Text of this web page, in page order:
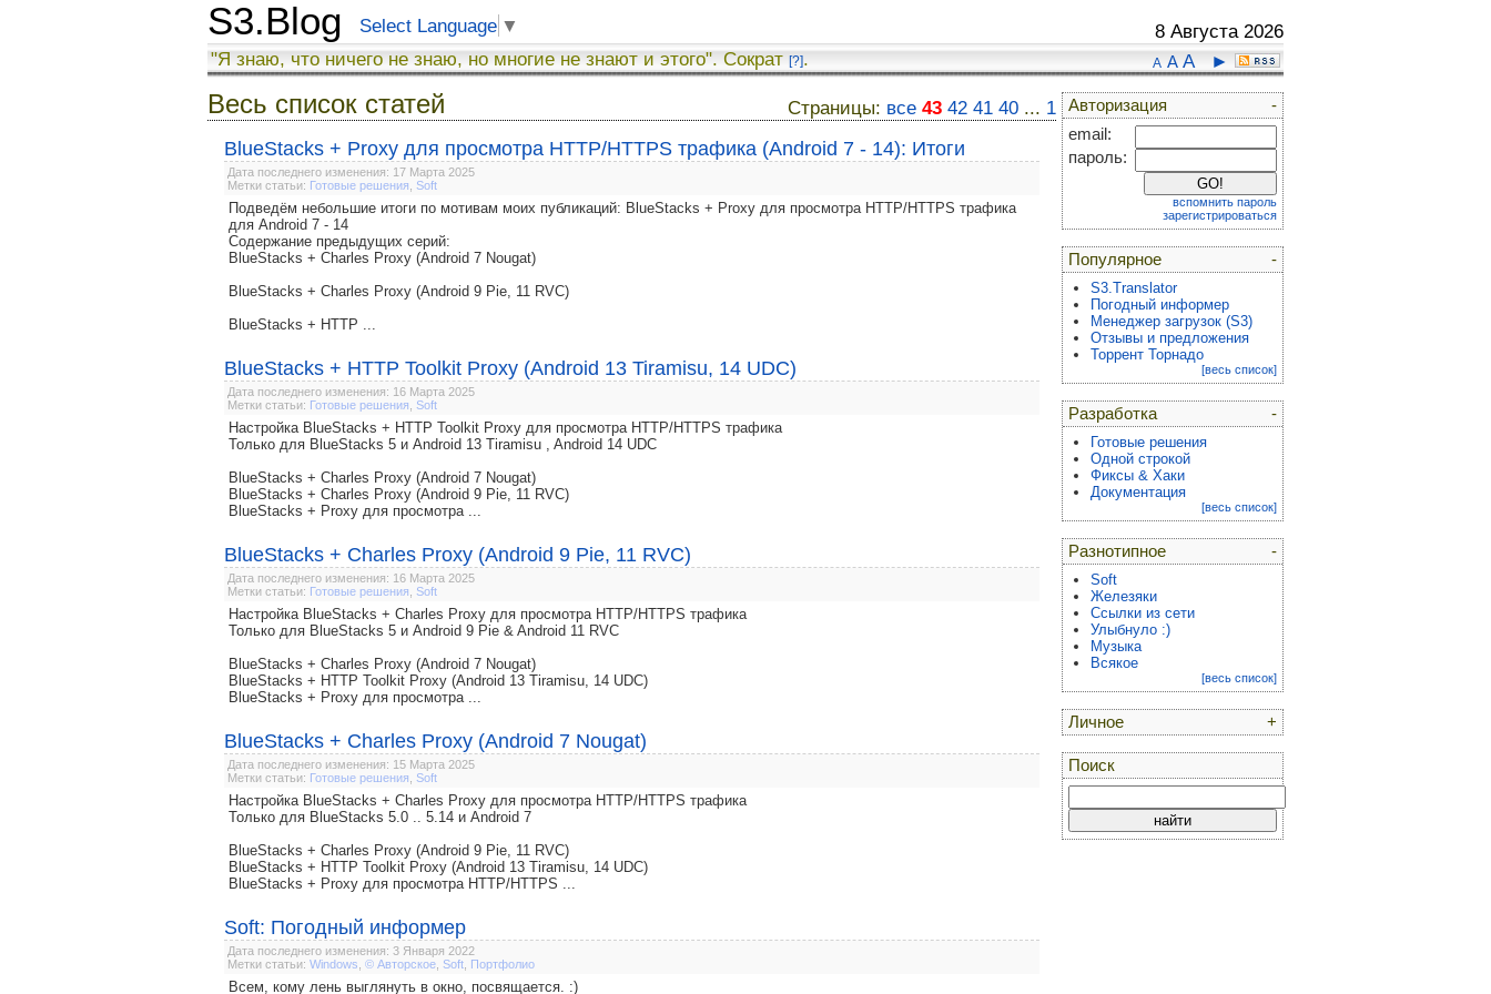
S3.Blog Select Language ▼ 8 Августа 2026
A A A ►
"Я знаю, что ничего не знаю, но многие не знают и этого". Сократ [?].
Страницы: все 43 42 41 40 ... 1
Весь список статей
BlueStacks + Proxy для просмотра HTTP/HTTPS трафика (Android 7 - 14): Итоги
Дата последнего изменения: 17 Марта 2025
Метки статьи: Готовые решения Soft
Подведём небольшие итоги по мотивам моих публикаций: BlueStacks + Proxy для просмотра HTTP/HTTPS трафика
для Android 7 - 14
Содержание предыдущих серий:
BlueStacks + Charles Proxy (Android 7 Nougat)
BlueStacks + Charles Proxy (Android 9 Pie, 11 RVC)
BlueStacks + HTTP ...
BlueStacks + HTTP Toolkit Proxy (Android 13 Tiramisu, 14 UDC)
Дата последнего изменения: 16 Марта 2025
Метки статьи: Готовые решения Soft
Настройка BlueStacks + HTTP Toolkit Proxy для просмотра HTTP/HTTPS трафика
Только для BlueStacks 5 и Android 13 Tiramisu , Android 14 UDC
BlueStacks + Charles Proxy (Android 7 Nougat)
BlueStacks + Charles Proxy (Android 9 Pie, 11 RVC)
BlueStacks + Proxy для просмотра ...
BlueStacks + Charles Proxy (Android 9 Pie, 11 RVC)
Дата последнего изменения: 16 Марта 2025
Метки статьи: Готовые решения Soft
Настройка BlueStacks + Charles Proxy для просмотра HTTP/HTTPS трафика
Только для BlueStacks 5 и Android 9 Pie & Android 11 RVC
BlueStacks + Charles Proxy (Android 7 Nougat)
BlueStacks + HTTP Toolkit Proxy (Android 13 Tiramisu, 14 UDC)
BlueStacks + Proxy для просмотра ...
BlueStacks + Charles Proxy (Android 7 Nougat)
Дата последнего изменения: 15 Марта 2025
Метки статьи: Готовые решения Soft
Настройка BlueStacks + Charles Proxy для просмотра HTTP/HTTPS трафика
Только для BlueStacks 5.0 .. 5.14 и Android 7
BlueStacks + Charles Proxy (Android 9 Pie, 11 RVC)
BlueStacks + HTTP Toolkit Proxy (Android 13 Tiramisu, 14 UDC)
BlueStacks + Proxy для просмотра HTTP/HTTPS ...
Soft: Погодный информер
Дата последнего изменения: 3 Января 2022
Метки статьи: Windows © Авторское Soft Портфолио
Всем, кому лень выглянуть в окно, посвящается. :)
-
Авторизация
email:
пароль:
вспомнить пароль
зарегистрироваться
-
Популярное
S3.Translator
Погодный информер
Менеджер загрузок (S3)
Отзывы и предложения
Торрент Торнадо
[весь список]
-
Разработка
Готовые решения
Одной строкой
Фиксы & Хаки
Документация
[весь список]
-
Разнотипное
Soft
Железяки
Ссылки из сети
Улыбнуло :)
Музыка
Всякое
[весь список]
+
Личное
Поиск